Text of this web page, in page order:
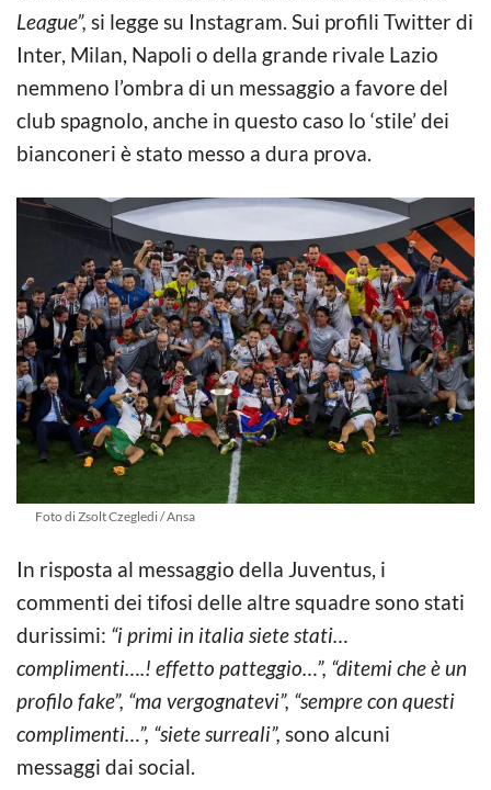
League”, si legge su Instagram. Sui profili Twitter di
Inter, Milan, Napoli o della grande rivale Lazio
nemmeno l’ombra di un messaggio a favore del
club spagnolo, anche in questo caso lo ‘stile’ dei
bianconeri è stato messo a dura prova.
Foto di Zsolt Czegledi / Ansa
In risposta al messaggio della Juventus, i
commenti dei tifosi delle altre squadre sono stati
durissimi: “i primi in italia siete stati…
complimenti….! effetto patteggio…”, “ditemi che è un
profilo fake”, “ma vergognatevi”, “sempre con questi
complimenti…”, “siete surreali”, sono alcuni
messaggi dai social.